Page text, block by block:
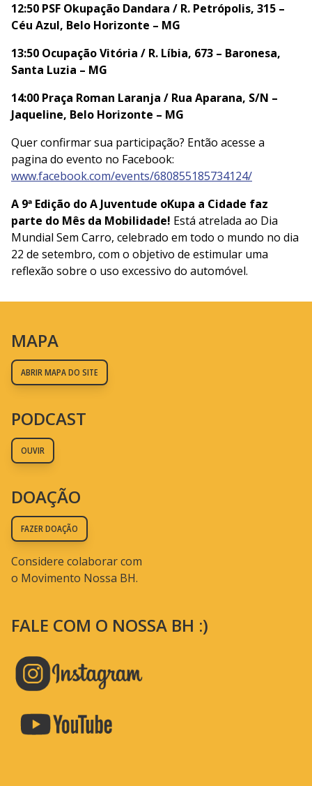
12:50 PSF Okupação Dandara / R. Petrópolis, 315 –
Céu Azul, Belo Horizonte – MG
13:50 Ocupação Vitória / R. Líbia, 673 – Baronesa,
Santa Luzia – MG
14:00 Praça Roman Laranja / Rua Aparana, S/N –
Jaqueline, Belo Horizonte – MG
Quer confirmar sua participação? Então acesse a
pagina do evento no Facebook:
www.facebook.com/events/680855185734124/
A 9ª Edição do A Juventude oKupa a Cidade faz
parte do Mês da Mobilidade! Está atrelada ao Dia
Mundial Sem Carro, celebrado em todo o mundo no dia
22 de setembro, com o objetivo de estimular uma
reflexão sobre o uso excessivo do automóvel.
MAPA
ABRIR MAPA DO SITE
PODCAST
OUVIR
DOAÇÃO
FAZER DOAÇÃO
Considere colaborar com
o Movimento Nossa BH.
FALE COM O NOSSA BH :)